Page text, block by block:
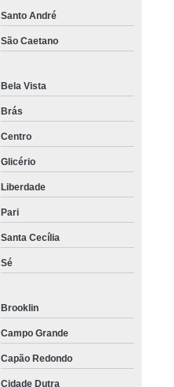
Santo André
São Caetano
Bela Vista
Brás
Centro
Glicério
Liberdade
Pari
Santa Cecília
Sé
Brooklin
Campo Grande
Capão Redondo
Cidade Dutra